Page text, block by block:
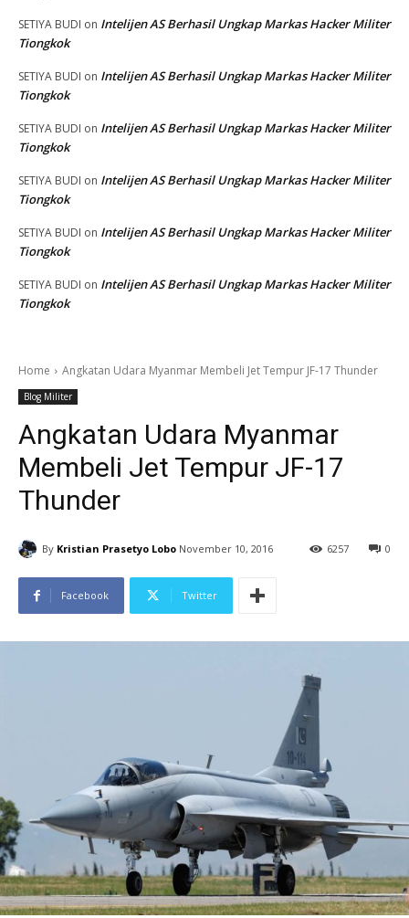
SETIYA BUDI on Intelijen AS Berhasil Ungkap Markas Hacker Militer
Tiongkok
SETIYA BUDI on Intelijen AS Berhasil Ungkap Markas Hacker Militer
Tiongkok
SETIYA BUDI on Intelijen AS Berhasil Ungkap Markas Hacker Militer
Tiongkok
SETIYA BUDI on Intelijen AS Berhasil Ungkap Markas Hacker Militer
Tiongkok
SETIYA BUDI on Intelijen AS Berhasil Ungkap Markas Hacker Militer
Tiongkok
SETIYA BUDI on Intelijen AS Berhasil Ungkap Markas Hacker Militer
Tiongkok